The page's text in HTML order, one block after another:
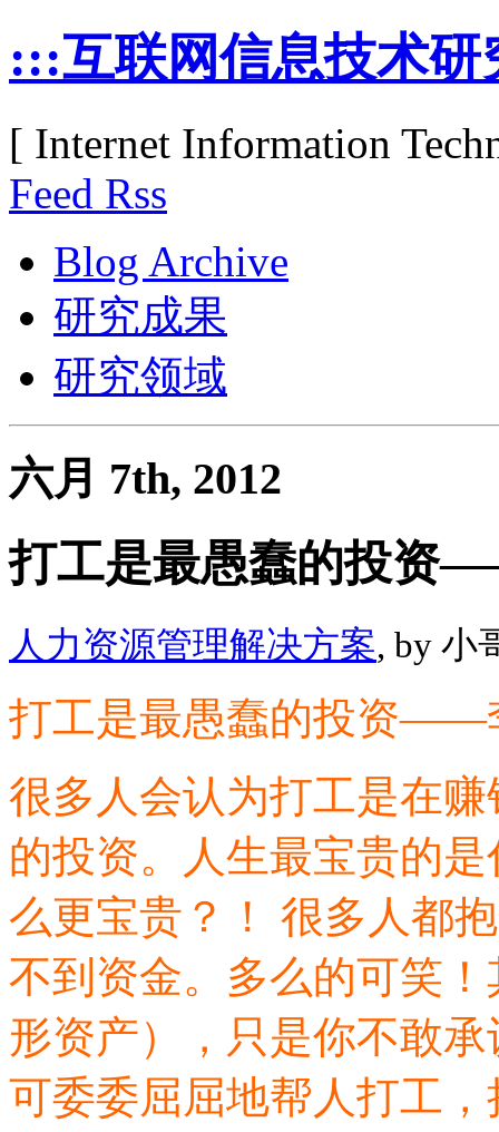
:::互联网信息技术
[ Internet Information
Feed Rss
Blog Archive
研究成果
研究领域
六月 7th, 2012
打工是最愚蠢的投资
人力资源管理解决方案, by 小
打工是最愚蠢的投资——
很多人会认为打工是在
的投资。人生最宝贵的
么更宝贵？！ 很多人都
不到资金。多么的可笑
形资产），只是你不敢
可委委屈屈地帮人打工